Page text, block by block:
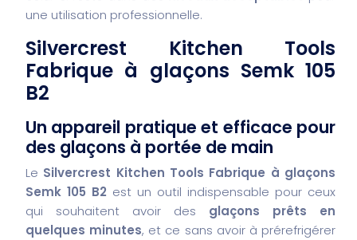
une utilisation professionnelle.
Silvercrest Kitchen Tools
Fabrique à glaçons Semk 105
B2
Un appareil pratique et efficace pour
des glaçons à portée de main
Le Silvercrest Kitchen Tools Fabrique à glaçons
Semk 105 B2 est un outil indispensable pour ceux
qui souhaitent avoir des glaçons prêts en
quelques minutes, et ce sans avoir à prérefrigérer